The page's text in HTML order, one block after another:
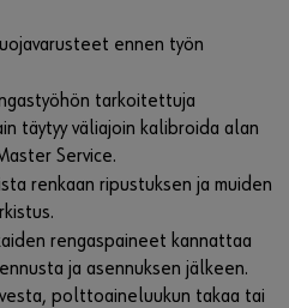
ennen työn
tarkoitettuja
täytyy väliajoin kalibroida alan
Service.
renkaan ripustuksen ja muiden
rengaspaineet kannattaa
ja asennuksen jälkeen.
polttoaineluukun takaa tai